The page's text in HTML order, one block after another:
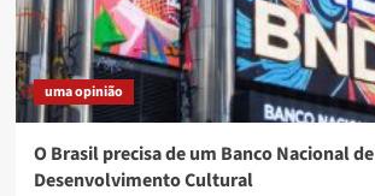
uma opinião
O Brasil precisa de um Banco Nacional de
Desenvolvimento Cultural